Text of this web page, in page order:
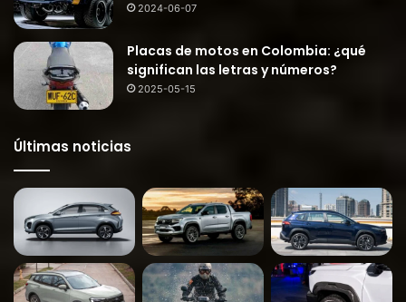
2024-06-07
Placas de motos en Colombia: ¿qué
significan las letras y números?
2025-05-15
Últimas noticias